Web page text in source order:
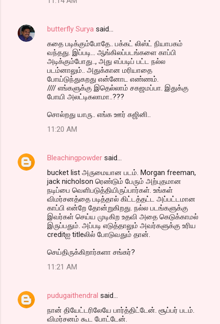
butterfly Surya said…
கதை படிக்கும்போதே.. பக்கட் லிஸ்ட் நியாபகம்
வந்தது. இப்படி... ஆங்கிலப்படங்களை காப்பி
அடிக்கும்போது.., அது எப்படிப் பட்ட நல்ல
படம்னாலும்.. அதுக்கான மரியாதை
போய்டுந்துகறது என்னோட எண்ணம்.
//// எங்களுக்கு இதெல்லாம் சகஜமப்பா. இதுக்கு
போயி அலட்டிகலாமா..???
சொல்றது யாரு.. எங்க ஊர் கஜினி..
11:20 AM
Bleachingpowder said…
bucket list அருமையான படம். Morgan freeman,
jack nicholson ரெண்டும் பேரும் அற்புதமான
நடிப்பை வெளிபடுத்தியிருப்பார்கள். உங்கள்
விமர்சனத்தை படித்தால் கிட்டத்தட்ட அப்பட்டமான
காப்பி என்றே தோன்றுகிறது. நல்ல படங்களுக்கு
இவர்கள் செய்ய முடிகிற உதவி அதை கெடுக்காமல்
இருப்பதும். அப்படி எடுத்தாலும் அவர்களுக்கு உரிய
creditஐ titleலில் போடுவதும் தான்.
செய்திருக்கிறார்களா சங்கர்?
11:21 AM
pudugaithendral said…
நான் தியேட்டரிலேயே பார்த்திட்டேன். சூப்பர் படம்.
விமர்சனம் கூட போட்டேன்.